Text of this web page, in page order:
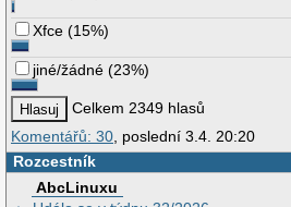
Xfce (15%)
jiné/žádné (23%)
Celkem 2349 hlasů
Komentářů: 30 , poslední 3.4. 20:20
Rozcestník
AbcLinuxu